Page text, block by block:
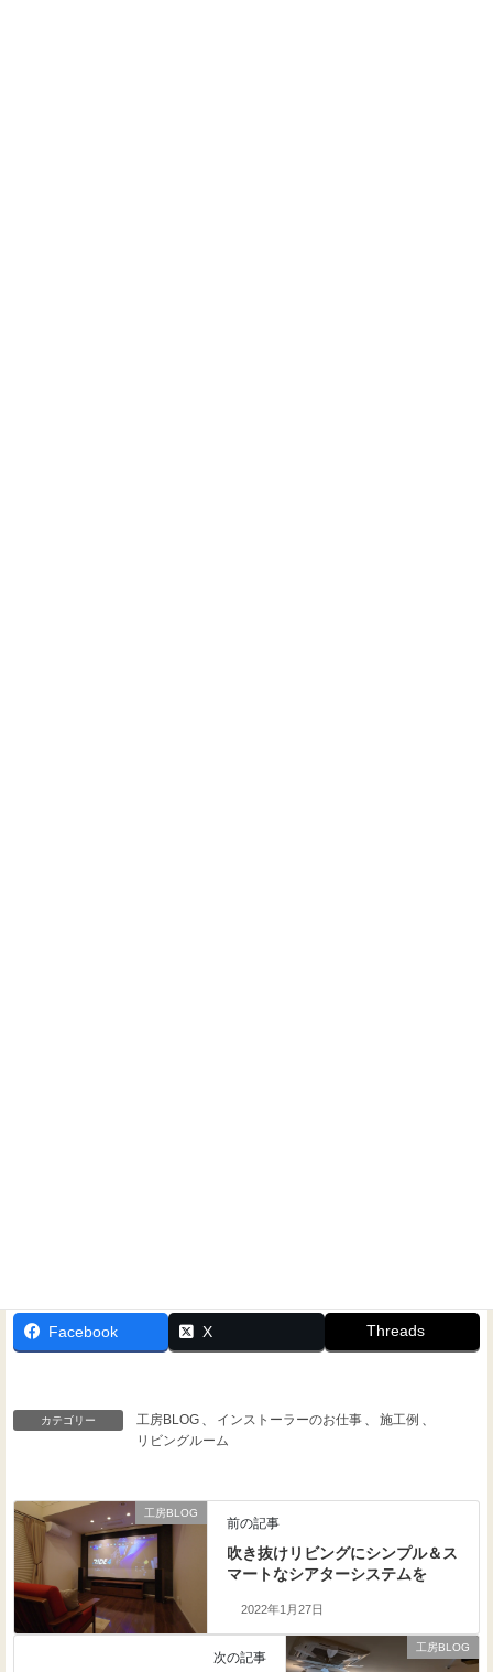
Facebook X Threads
カテゴリー 工房BLOG 、 インストーラーのお仕事 、 施工例 、
リビングルーム
工房BLOG
前の記事
吹き抜けリビングにシンプル＆ス
マートなシアターシステムを
2022年1月27日
工房BLOG
次の記事